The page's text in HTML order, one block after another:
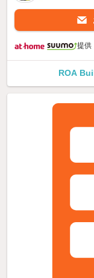
提供
ROA